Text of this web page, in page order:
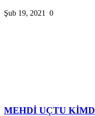
Şub 19, 2021 0
MEHDİ UÇTU